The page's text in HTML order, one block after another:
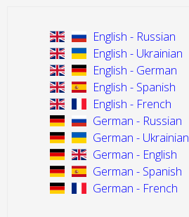
English - Russian
English - Ukrainian
English - German
English - Spanish
English - French
German - Russian
German - Ukrainian
German - English
German - Spanish
German - French